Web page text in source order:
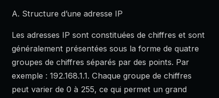
A. Structure d’une adresse IP
Les adresses IP sont constituées de chiffres et sont
généralement présentées sous la forme de quatre
groupes de chiffres séparés par des points. Par
exemple : 192.168.1.1. Chaque groupe de chiffres
peut varier de 0 à 255, ce qui permet un grand